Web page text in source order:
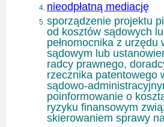
nieodpłatną mediację
sporządzenie projektu
od kosztów sądowych
pełnomocnika z urzędu
sądowym lub
radcy prawnego,
rzecznika patentowego
sądowo-
poinformowanie o
ryzyku finansowym
skierowaniem sprawy